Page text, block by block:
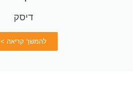
דיסק
להמשך קריאה >